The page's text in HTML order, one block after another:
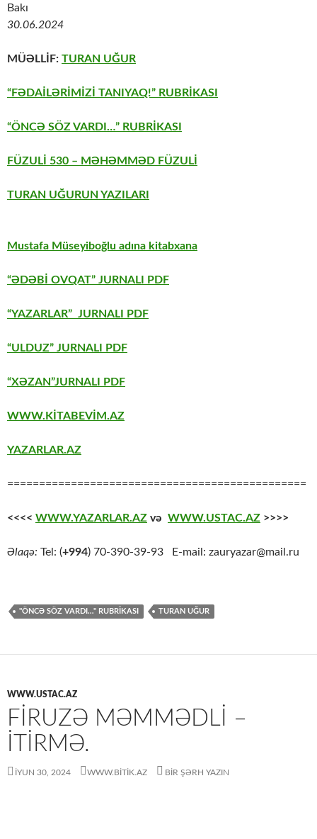
Bakı
30.06.2024
MÜƏLLİF: TURAN UĞUR
“FƏDAİLƏRİMİZİ TANIYAQ!” RUBRİKASI
“ÖNCƏ SÖZ VARDI…” RUBRİKASI
FÜZULİ 530 – MƏHƏMMƏD FÜZULİ
TURAN UĞURUN YAZILARI
Mustafa Müseyiboğlu adına kitabxana
“ƏDƏBİ OVQAT” JURNALI PDF
“YAZARLAR” JURNALI PDF
“ULDUZ” JURNALI PDF
“XƏZAN”JURNALI PDF
WWW.KİTABEVİM.AZ
YAZARLAR.AZ
===============================================
<<<< WWW.YAZARLAR.AZ və WWW.USTAC.AZ >>>>
Əlaqə: Tel: (+994) 70-390-39-93 E-mail: zauryazar@mail.ru
"ÖNCƏ SÖZ VARDI…" RUBRIKASI TURAN UĞUR
WWW.USTAC.AZ
FIRUZƏ MƏMMƏDLI –
İTIRMƏ.
İYUN 30, 2024 WWW.BITIK.AZ BIR ŞƏRH YAZIN